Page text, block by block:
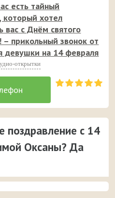
есть тайный
который хотел
вас с Днём святого
– прикольный звонок от
девушки на 14 февраля
открытки
поздравление с 14
Оксаны? Да